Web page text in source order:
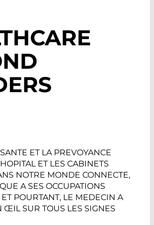
ET LA PREVOYANCE
ET LES CABINETS
NOTRE MONDE CONNECTE,
A SES OCCUPATIONS
POURTANT, LE MEDECIN A
ŒIL SUR TOUS LES SIGNES